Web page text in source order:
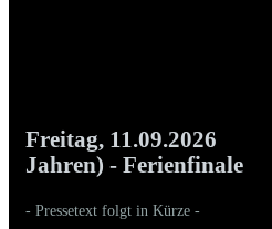
Freitag, 11.09.2026
Jahren) - Ferienfinale
- Pressetext folgt in Kürze -